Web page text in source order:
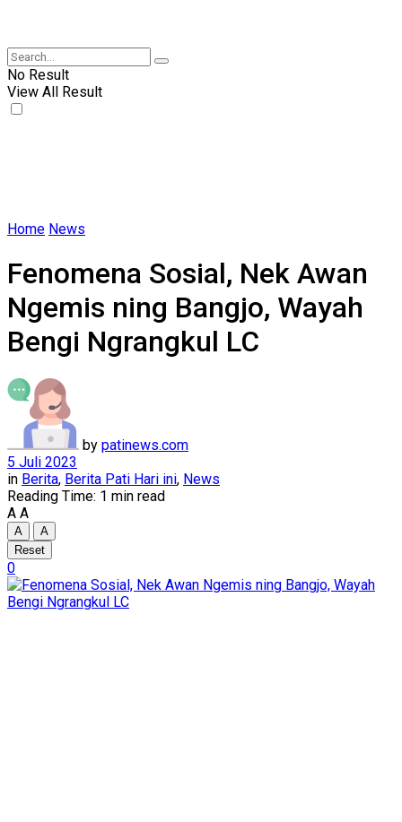
No Result
View All Result
Home News
Fenomena Sosial, Nek Awan
Ngemis ning Bangjo, Wayah
Bengi Ngrangkul LC
by patinews.com
5 Juli 2023
in Berita, Berita Pati Hari ini, News
Reading Time: 1 min read
A A
A
A
Reset
0